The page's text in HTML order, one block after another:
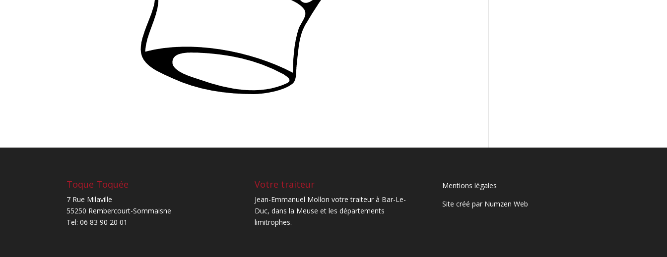
Toque Toquée
7 Rue Milaville
55250 Rembercourt-Sommaisne
Tel: 06 83 90 20 01
Votre traiteur
Jean-Emmanuel Mollon votre traiteur à Bar-Le-
Duc, dans la Meuse et les départements
limitrophes.
Mentions légales
Site créé par Numzen Web